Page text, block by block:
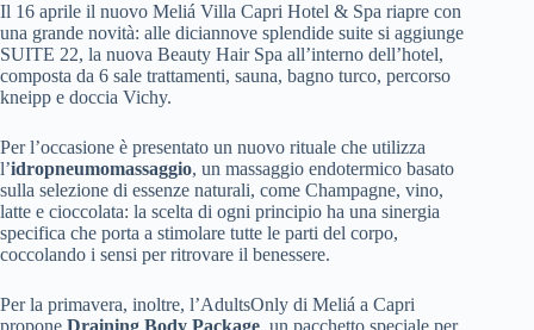
Il 16 aprile il nuovo Meliá Villa Capri Hotel & Spa riapre con
una grande novità: alle diciannove splendide suite si aggiunge
SUITE 22, la nuova Beauty Hair Spa all’interno dell’hotel,
composta da 6 sale trattamenti, sauna, bagno turco, percorso
kneipp e doccia Vichy.
Per l’occasione è presentato un nuovo rituale che utilizza
l’idropneumomassaggio, un massaggio endotermico basato
sulla selezione di essenze naturali, come Champagne, vino,
latte e cioccolata: la scelta di ogni principio ha una sinergia
specifica che porta a stimolare tutte le parti del corpo,
coccolando i sensi per ritrovare il benessere.
Per la primavera, inoltre, l’AdultsOnly di Meliá a Capri
propone Draining Body Package, un pacchetto speciale per